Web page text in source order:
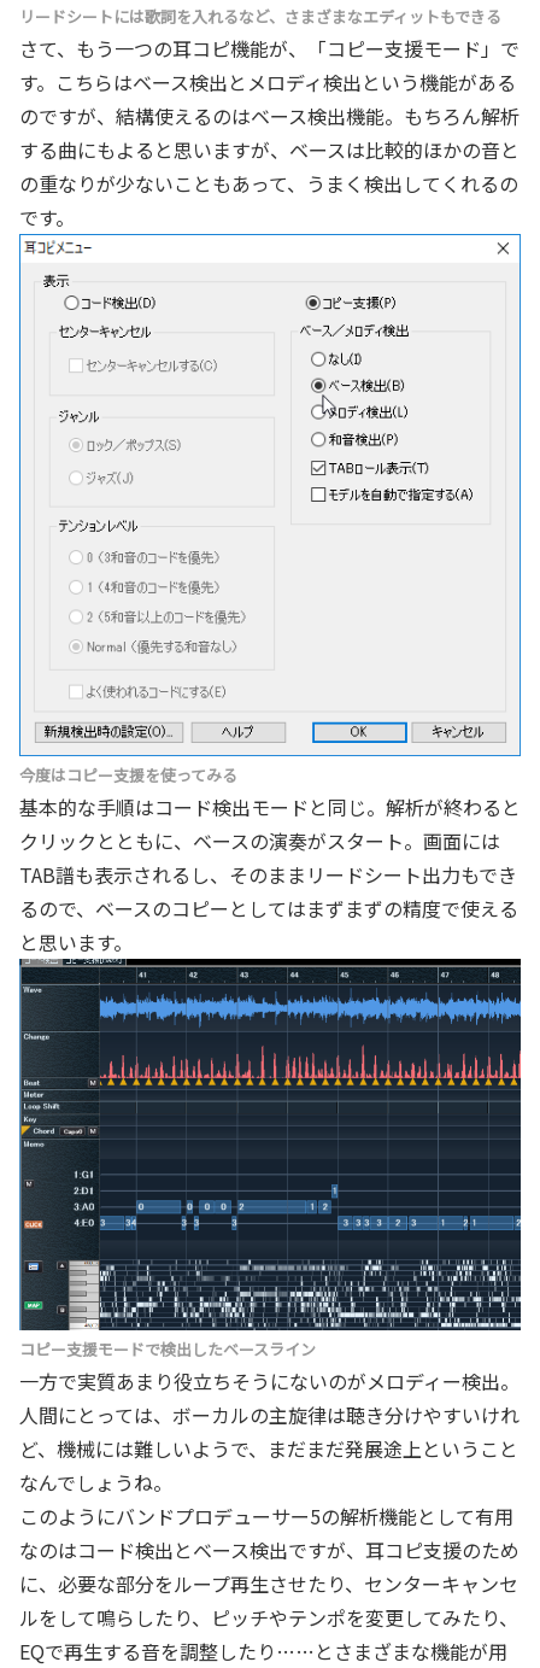
リードシートには歌詞を入れるなど、さまざまなエディットもできる
さて、もう一つの耳コピ機能が、「コピー支援モード」で
す。こちらはベース検出とメロディ検出という機能がある
のですが、結構使えるのはベース検出機能。もちろん解析
する曲にもよると思いますが、ベースは比較的ほかの音と
の重なりが少ないこともあって、うまく検出してくれるの
です。
今度はコピー支援を使ってみる
基本的な手順はコード検出モードと同じ。解析が終わると
クリックとともに、ベースの演奏がスタート。画面には
TAB譜も表示されるし、そのままリードシート出力もでき
るので、ベースのコピーとしてはまずまずの精度で使える
と思います。
コピー支援モードで検出したベースライン
一方で実質あまり役立ちそうにないのがメロディー検出。
人間にとっては、ボーカルの主旋律は聴き分けやすいけれ
ど、機械には難しいようで、まだまだ発展途上ということ
なんでしょうね。
このようにバンドプロデューサー5の解析機能として有用
なのはコード検出とベース検出ですが、耳コピ支援のため
に、必要な部分をループ再生させたり、センターキャンセ
ルをして鳴らしたり、ピッチやテンポを変更してみたり、
EQで再生する音を調整したり……とさまざまな機能が用